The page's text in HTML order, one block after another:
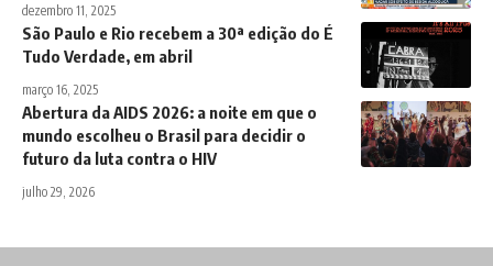
dezembro 11, 2025
São Paulo e Rio recebem a 30ª edição do É
Tudo Verdade, em abril
março 16, 2025
Abertura da AIDS 2026: a noite em que o
mundo escolheu o Brasil para decidir o
futuro da luta contra o HIV
julho 29, 2026